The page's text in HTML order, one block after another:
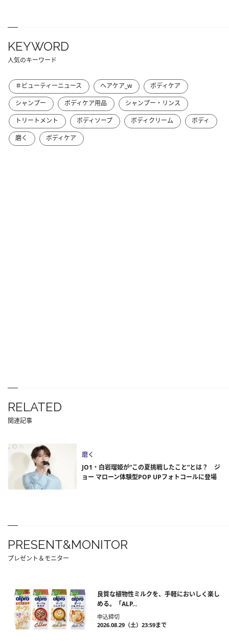
KEYWORD
人気のキーワード
＃ビューティーニュース ヘアケア_w
ボディケア
シャンプー
ボディケア用品
シャンプー・リンス
トリートメント
ボディソープ ボディクリーム
ボディ
磨く
ボディケア
RELATED
関連記事
磨く
JO1・白岩瑠姫が“この夏挑戦したこと”とは？ ジ
ョー マローン体験型POP UPフォトコールに登場
PRESENT&MONITOR
プレゼント＆モニター
良質な植物性ミルクを、手軽においしく楽し
める。「ALP...
申込締切
2026.08.29（土）23:59まで